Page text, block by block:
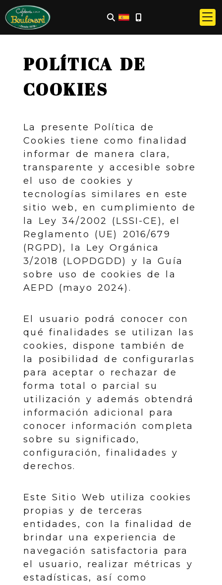
POLÍTICA DE
COOKIES
La presente Política de
Cookies tiene como finalidad
informar de manera clara,
transparente y accesible sobre
el uso de cookies y
tecnologías similares en este
sitio web, en cumplimiento de
la Ley 34/2002 (LSSI-CE), el
Reglamento (UE) 2016/679
(RGPD), la Ley Orgánica
3/2018 (LOPDGDD) y la Guía
sobre uso de cookies de la
AEPD (mayo 2024).
El usuario podrá conocer con
qué finalidades se utilizan las
cookies, dispone también de
la posibilidad de configurarlas
para aceptar o rechazar de
forma total o parcial su
utilización y además obtendrá
información adicional para
conocer información completa
sobre su significado,
configuración, finalidades y
derechos.
Este Sitio Web utiliza cookies
propias y de terceras
entidades, con la finalidad de
brindar una experiencia de
navegación satisfactoria para
el usuario, realizar métricas y
estadísticas, así como